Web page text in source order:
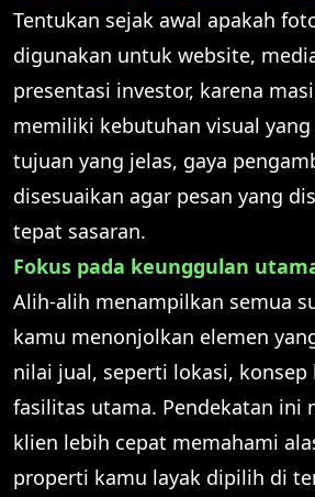
Tentukan sejak awal apakah
digunakan untuk website,
presentasi investor, karena
memiliki kebutuhan visual yang
tujuan yang jelas, gaya
disesuaikan agar pesan yang
tepat sasaran.
Fokus pada keunggulan
Alih-alih menampilkan semua
kamu menonjolkan elemen
nilai jual, seperti lokasi, konsep
fasilitas utama. Pendekatan ini
klien lebih cepat memahami
properti kamu layak dipilih di